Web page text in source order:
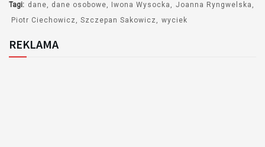
Tagi: dane dane osobowe Iwona Wysocka
Joanna Ryngwelska
Piotr Ciechowicz
Szczepan Sakowicz wyciek
REKLAMA